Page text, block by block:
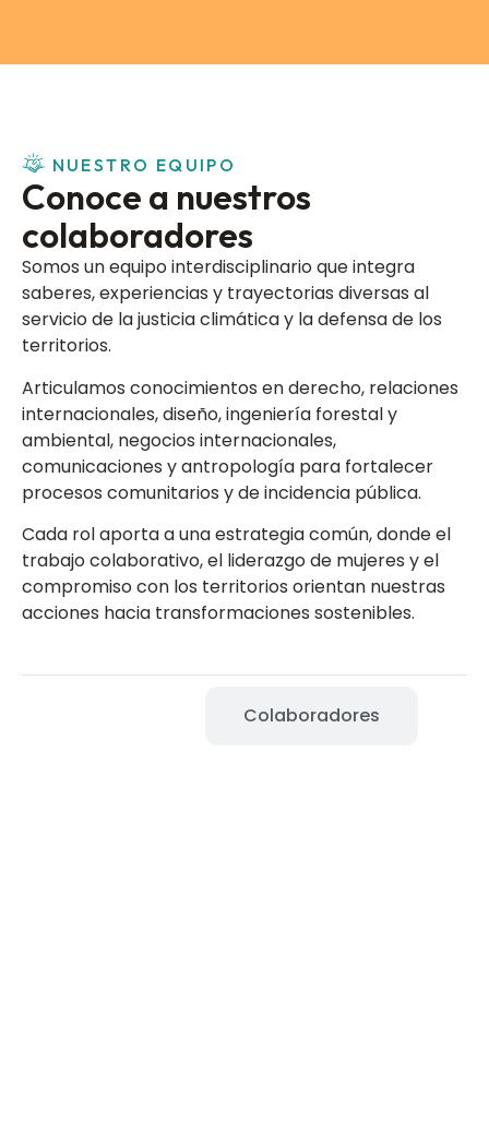
NUESTRO EQUIPO
Conoce a nuestros
colaboradores
Somos un equipo interdisciplinario que integra
saberes, experiencias y trayectorias diversas al
servicio de la justicia climática y la defensa de los
territorios.
Articulamos conocimientos en derecho, relaciones
internacionales, diseño, ingeniería forestal y
ambiental, negocios internacionales,
comunicaciones y antropología para fortalecer
procesos comunitarios y de incidencia pública.
Cada rol aporta a una estrategia común, donde el
trabajo colaborativo, el liderazgo de mujeres y el
compromiso con los territorios orientan nuestras
acciones hacia transformaciones sostenibles.
Colaboradores